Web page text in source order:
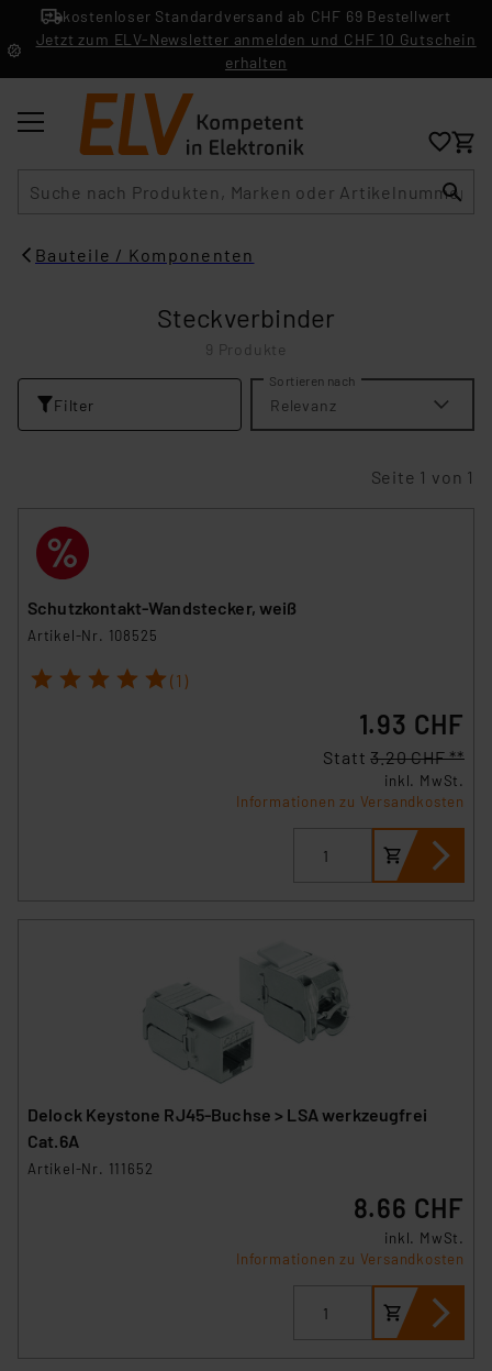
kostenloser Standardversand ab CHF 69 Bestellwert
Jetzt zum ELV-Newsletter anmelden und CHF 10 Gutschein
erhalten
Bauteile / Komponenten
Steckverbinder
9 Produkte
Filter
Sortieren nach
Relevanz
Seite 1 von 1
Schutzkontakt-Wandstecker, weiß
Artikel-Nr. 108525
1 2 3 4 5 (1)
1.93 CHF
Statt3.20 CHF **
inkl. MwSt.
Informationen zu Versandkosten
Delock Keystone RJ45-Buchse > LSA werkzeugfrei
Cat.6A
Artikel-Nr. 111652
8.66 CHF
inkl. MwSt.
Informationen zu Versandkosten